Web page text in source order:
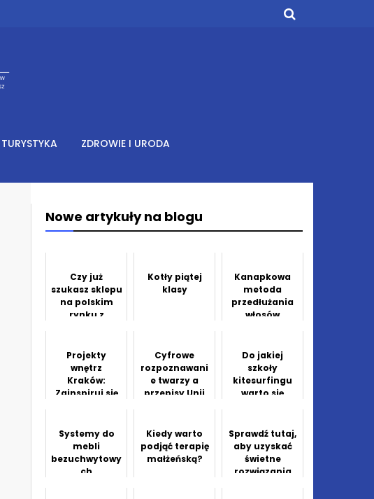
TURYSTYKA ZDROWIE I URODA
Nowe artykuły na blogu
Czy już
szukasz sklepu
na polskim
rynku z
Kotły piątej
klasy
Kanapkowa
metoda
przedłużania
włosów
Projekty
wnętrz
Kraków:
Zainspiruj się
Cyfrowe
rozpoznawani
e twarzy a
przepisy Unii
Do jakiej
szkoły
kitesurfingu
warto się
Systemy do
mebli
bezuchwytowy
ch
Kiedy warto
podjąć terapię
małżeńską?
Sprawdź tutaj,
aby uzyskać
świetne
rozwiązania